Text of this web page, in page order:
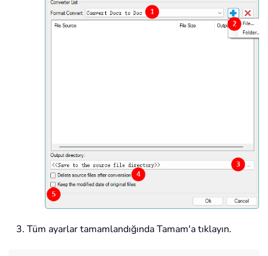
Tüm ayarlar tamamlandığında Tamam'a tıklayın.